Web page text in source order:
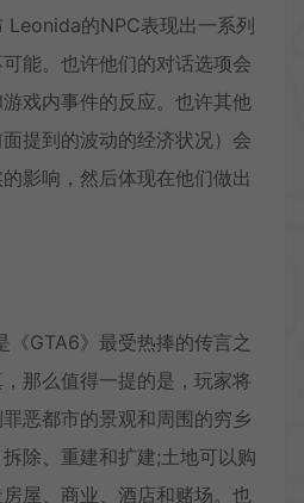
Leonida的NPC表现出一系列
能。也许他们的对话选项会
戏内事件的反应。也许其他
提到的波动的经济状况）会
影响，然后体现在他们做出
《GTA6》最受热捧的传言之
那么值得一提的是，玩家将
恶都市的景观和周围的穷乡
除、重建和扩建;土地可以购
屋、商业、酒店和赌场。也